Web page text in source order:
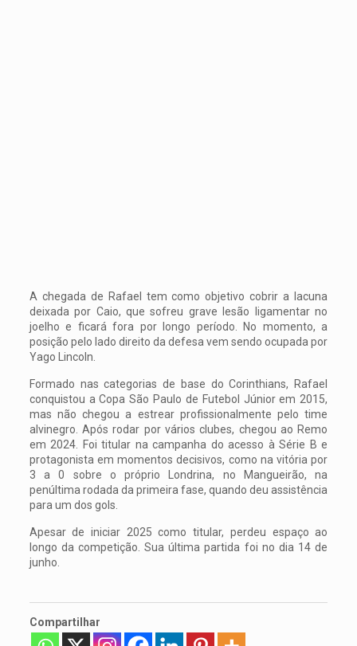
A chegada de Rafael tem como objetivo cobrir a lacuna
deixada por Caio, que sofreu grave lesão ligamentar no
joelho e ficará fora por longo período. No momento, a
posição pelo lado direito da defesa vem sendo ocupada por
Yago Lincoln.
Formado nas categorias de base do Corinthians, Rafael
conquistou a Copa São Paulo de Futebol Júnior em 2015,
mas não chegou a estrear profissionalmente pelo time
alvinegro. Após rodar por vários clubes, chegou ao Remo
em 2024. Foi titular na campanha do acesso à Série B e
protagonista em momentos decisivos, como na vitória por
3 a 0 sobre o próprio Londrina, no Mangueirão, na
penúltima rodada da primeira fase, quando deu assistência
para um dos gols.
Apesar de iniciar 2025 como titular, perdeu espaço ao
longo da competição. Sua última partida foi no dia 14 de
junho.
Compartilhar